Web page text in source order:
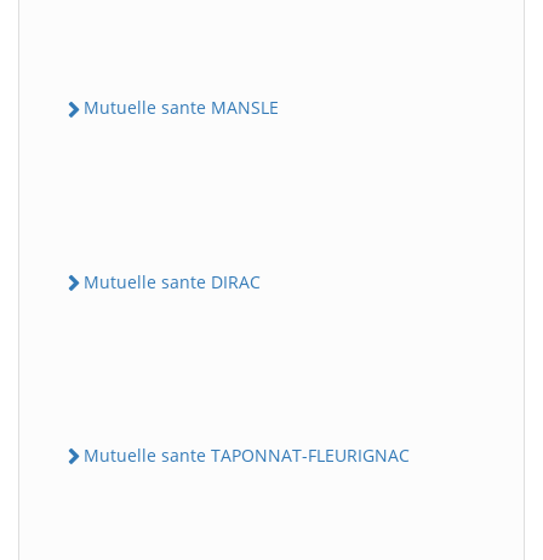
Mutuelle sante MANSLE
Mutuelle sante DIRAC
Mutuelle sante TAPONNAT-FLEURIGNAC